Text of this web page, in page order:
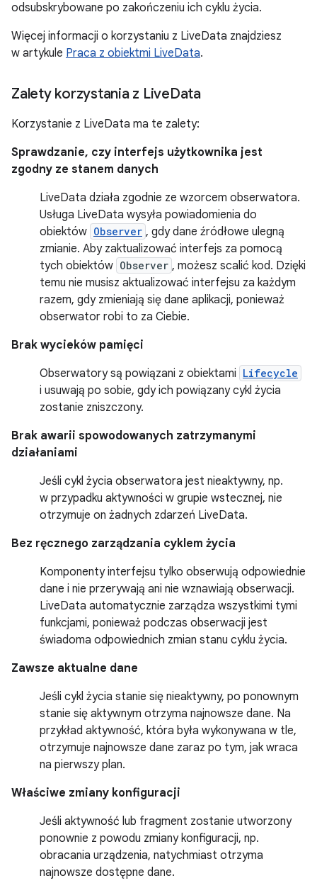
odsubskrybowane po zakończeniu ich cyklu życia.
Więcej informacji o korzystaniu z LiveData znajdziesz
w artykule Praca z obiektmi LiveData.
Zalety korzystania z LiveData
Korzystanie z LiveData ma te zalety:
Sprawdzanie, czy interfejs użytkownika jest
zgodny ze stanem danych
LiveData działa zgodnie ze wzorcem obserwatora.
Usługa LiveData wysyła powiadomienia do
obiektów Observer , gdy dane źródłowe ulegną
zmianie. Aby zaktualizować interfejs za pomocą
tych obiektów Observer , możesz scalić kod. Dzięki
temu nie musisz aktualizować interfejsu za każdym
razem, gdy zmieniają się dane aplikacji, ponieważ
obserwator robi to za Ciebie.
Brak wycieków pamięci
Obserwatory są powiązani z obiektami Lifecycle
i usuwają po sobie, gdy ich powiązany cykl życia
zostanie zniszczony.
Brak awarii spowodowanych zatrzymanymi
działaniami
Jeśli cykl życia obserwatora jest nieaktywny, np.
w przypadku aktywności w grupie wstecznej, nie
otrzymuje on żadnych zdarzeń LiveData.
Bez ręcznego zarządzania cyklem życia
Komponenty interfejsu tylko obserwują odpowiednie
dane i nie przerywają ani nie wznawiają obserwacji.
LiveData automatycznie zarządza wszystkimi tymi
funkcjami, ponieważ podczas obserwacji jest
świadoma odpowiednich zmian stanu cyklu życia.
Zawsze aktualne dane
Jeśli cykl życia stanie się nieaktywny, po ponownym
stanie się aktywnym otrzyma najnowsze dane. Na
przykład aktywność, która była wykonywana w tle,
otrzymuje najnowsze dane zaraz po tym, jak wraca
na pierwszy plan.
Właściwe zmiany konfiguracji
Jeśli aktywność lub fragment zostanie utworzony
ponownie z powodu zmiany konfiguracji, np.
obracania urządzenia, natychmiast otrzyma
najnowsze dostępne dane.